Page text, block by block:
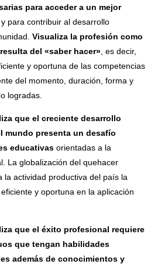
para acceder a un mejor
para contribuir al desarrollo
Visualiza la profesión como
del «saber hacer» , es decir,
y oportuna de las competencias
del momento, duración, forma y
logradas.
que el creciente desarrollo
presenta un desafío
educativas orientadas a la
La globalización del quehacer
la actividad productiva del país la
y oportuna en la aplicación
que el éxito profesional requiere
que tengan habilidades
además de conocimientos y